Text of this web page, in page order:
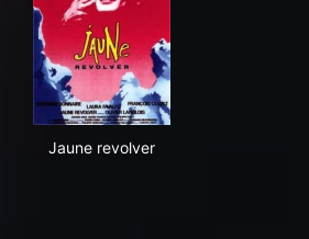
Jaune revolver